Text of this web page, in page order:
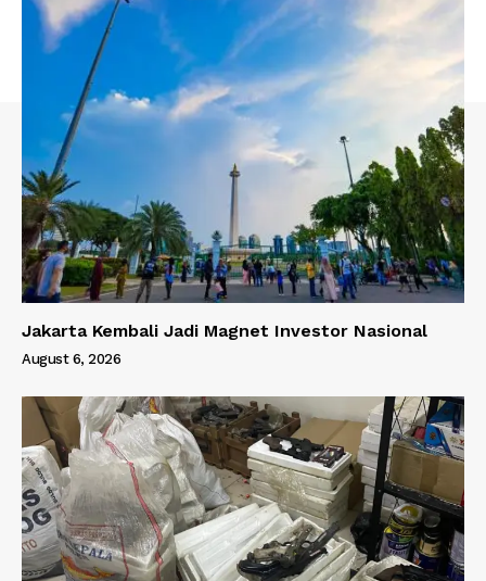
Jakarta Kembali Jadi Magnet Investor Nasional
August 6, 2026